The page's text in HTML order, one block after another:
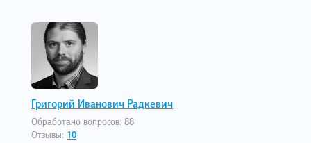
Григорий Иванович Радкевич
Обработано вопросов: 88
Отзывы: 10